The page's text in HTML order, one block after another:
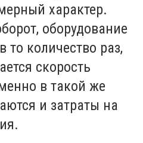
характер.
оборудование
количество раз,
скорость
в такой же
и затраты на